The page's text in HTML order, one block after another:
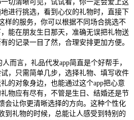
切清晰可见，试试看，你一定会爱上这
进行挑选，看到心仪的礼物时，直接下
样的服务，你可以根据不同场合挑选不
能在朋友生日那天，准确无误把礼物送
的记录一目了然，合理安排更加方便。
而言，礼品代发app简直是个好帮手，
，只需简单几步，选择礼物、填写收件
的对象身边，也能通过这个app把心意
物应有尽有，不管是生日、结婚还是节
会让你更清晰选择的方向。这种个性化
到礼物的时候，总能让人感受到特别的